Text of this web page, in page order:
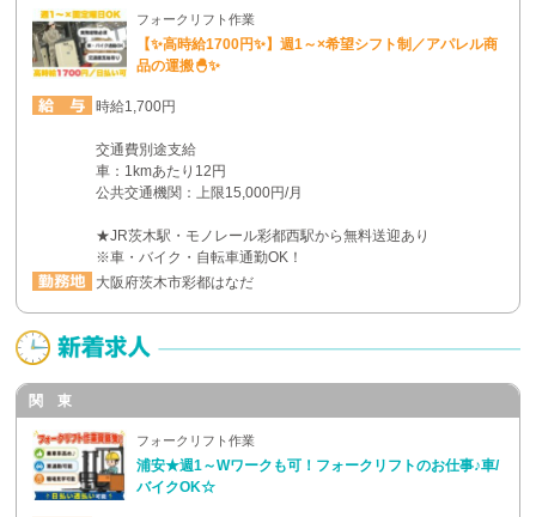
フォークリフト作業
【✨高時給1700円✨】週1～×希望シフト制／アパレル商
品の運搬🐣✨
時給1,700円
交通費別途支給
車：1kmあたり12円
公共交通機関：上限15,000円/月
★JR茨木駅・モノレール彩都西駅から無料送迎あり
※車・バイク・自転車通勤OK！
大阪府茨木市彩都はなだ
関 東
フォークリフト作業
浦安★週1～Wワークも可！フォークリフトのお仕事♪車/
バイクOK☆